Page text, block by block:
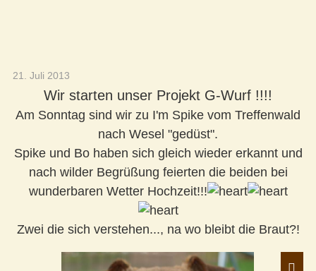
21. Juli 2013
Wir starten unser Projekt G-Wurf !!!!
Am Sonntag sind wir zu I'm Spike vom Treffenwald
nach Wesel "gedüst".
Spike und Bo haben sich gleich wieder erkannt und
nach wilder Begrüßung feierten die beiden bei
wunderbaren Wetter Hochzeit!!!
Zwei die sich verstehen..., na wo bleibt die Braut?!